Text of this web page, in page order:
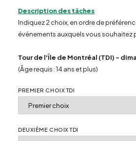
Description des tâches
Indiquez 2 choix, en ordre de
événements auxquels vous souhaitez
Tour de l'Île de Montréal (TDI) –
(Âge requis : 14 ans et plus)
PREMIER CHOIX TDI
DEUXIÈME CHOIX TDI